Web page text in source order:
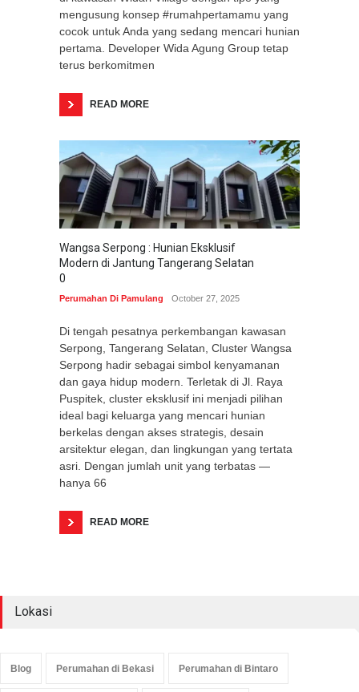
mengusung konsep #rumahpertamamu yang
cocok untuk Anda yang sedang mencari hunian
pertama. Developer Wida Agung Group tetap
terus berkomitmen
READ MORE
Wangsa Serpong : Hunian Eksklusif
Modern di Jantung Tangerang Selatan
0
Perumahan Di Pamulang October 27, 2025
Di tengah pesatnya perkembangan kawasan
Serpong, Tangerang Selatan, Cluster Wangsa
Serpong hadir sebagai simbol kenyamanan
dan gaya hidup modern. Terletak di Jl. Raya
Puspitek, cluster eksklusif ini menjadi pilihan
ideal bagi keluarga yang mencari hunian
berkelas dengan akses strategis, desain
arsitektur elegan, dan lingkungan yang tertata
asri. Dengan jumlah unit yang terbatas —
hanya 66
READ MORE
Lokasi
Blog Perumahan di Bekasi Perumahan di Bintaro